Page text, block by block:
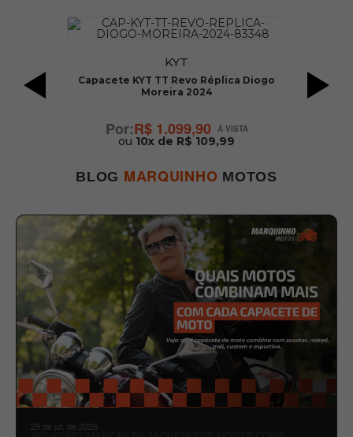
KYT
Capacete KYT TT Revo Réplica Diogo
Moreira 2024
R$ 1.099,90
ou 10x de R$ 109,99
BLOG MARQUINHO MOTOS
29 de jul. de 2026